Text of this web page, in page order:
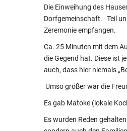
Die Einweihung des
Dorfgemeinschaft.
Teil
Zeremonieempfangen.
Ca. 25 Minuten mit dem
die Gegend hat. Diese ist
auch, dass hier niemals
Umso größer war die
Es gab Matoke (lokale
Es wurden Reden